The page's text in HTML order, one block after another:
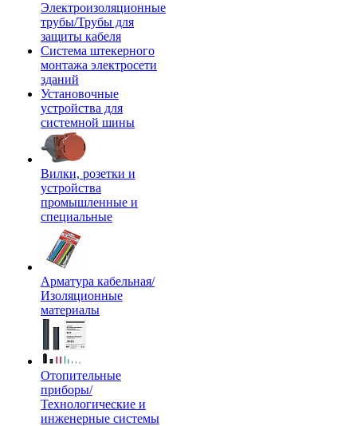
Электроизоляционные
трубы/Трубы для
защиты кабеля
Система штекерного
монтажа электросети
зданий
Установочные
устройства для
системной шины
Вилки, розетки и
устройства
промышленные и
специальные
Арматура кабельная/
Изоляционные
материалы
Отопительные
приборы/
Технологические и
инженерные системы